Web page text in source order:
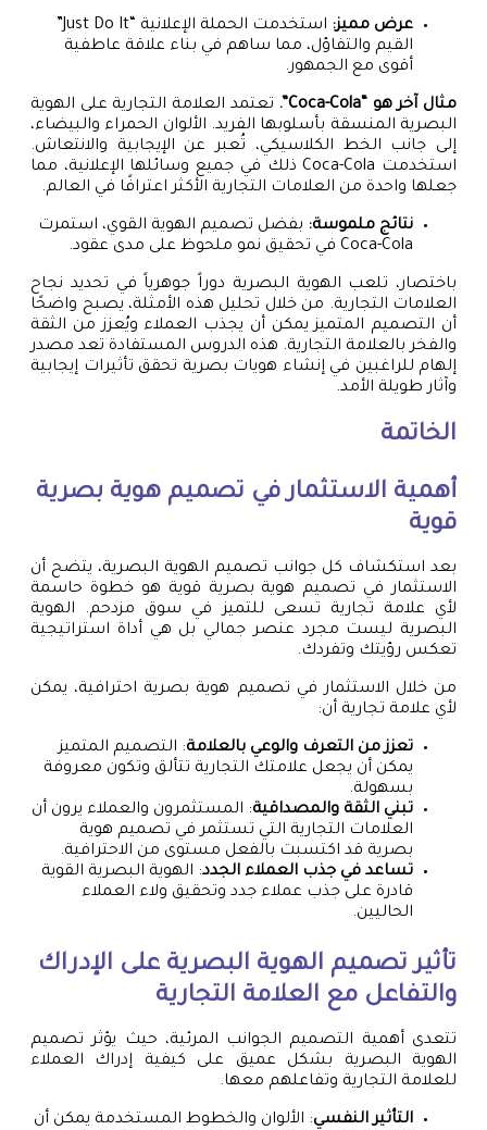
عرض مميز:
استخدمت الحملة الإعلانية “Just Do It”
القيم والتفاؤل، مما ساهم في بناء علاقة عاطفية
أقوى مع الجمهور.
مثال آخر هو “Coca-Cola”.
تعتمد العلامة التجارية على الهوية
البصرية المنسقة بأسلوبها الفريد. الألوان الحمراء والبيضاء،
إلى جانب الخط الكلاسيكي، تُعبر عن الإيجابية والانتعاش.
استخدمت Coca-Cola ذلك في جميع وسائلها الإعلانية، مما
جعلها واحدة من العلامات التجارية الأكثر اعترافًا في العالم.
نتائج ملموسة: بفضل تصميم الهوية القوي، استمرت
Coca-Cola في تحقيق نمو ملحوظ على مدى عقود.
باختصار، تلعب الهوية البصرية دوراً جوهرياً في تحديد نجاح
العلامات التجارية. من خلال تحليل هذه الأمثلة، يصبح واضحًا
أن التصميم المتميز يمكن أن يجذب العملاء ويُعزز من الثقة
والفخر بالعلامة التجارية. هذه الدروس المستفادة تعد مصدر
إلهام للراغبين في إنشاء هويات بصرية تحقق تأثيرات إيجابية
وآثار طويلة الأمد.
الخاتمة
أهمية الاستثمار في تصميم هوية بصرية
قوية
بعد استكشاف كل جوانب تصميم الهوية البصرية، يتضح أن
الاستثمار في تصميم هوية بصرية قوية هو خطوة حاسمة
لأي علامة تجارية تسعى للتميز في سوق مزدحم. الهوية
البصرية ليست مجرد عنصر جمالي بل هي أداة استراتيجية
تعكس رؤيتك وتفردك.
من خلال الاستثمار في تصميم هوية بصرية احترافية، يمكن
لأي علامة تجارية أن:
تعزز من التعرف والوعي بالعلامة: التصميم المتميز
يمكن أن يجعل علامتك التجارية تتألق وتكون معروفة
بسهولة.
تبني الثقة والمصداقية: المستثمرون والعملاء يرون أن
العلامات التجارية التي تستثمر في تصميم هوية
بصرية قد اكتسبت بالفعل مستوى من الاحترافية.
تساعد في جذب العملاء الجدد: الهوية البصرية القوية
قادرة على جذب عملاء جدد وتحقيق ولاء العملاء
الحاليين.
تأثير تصميم الهوية البصرية على الإدراك
والتفاعل مع العلامة التجارية
تتعدى أهمية التصميم الجوانب المرئية، حيث يؤثر تصميم
الهوية البصرية بشكل عميق على كيفية إدراك العملاء
للعلامة التجارية وتفاعلهم معها.
التأثير النفسي: الألوان والخطوط المستخدمة يمكن أن